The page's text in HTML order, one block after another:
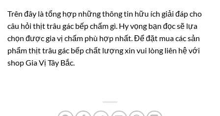
Trên đây là tổng hợp những thông tin hữu ích giải đáp cho
câu hỏi thịt trâu gác bếp chấm gì. Hy vọng bạn đọc sẽ lựa
chọn được gia vị chấm phù hợp nhất. Để đặt mua các sản
phẩm thịt trâu gác bếp chất lượng xin vui lòng liên hệ với
shop Gia Vị Tây Bắc.